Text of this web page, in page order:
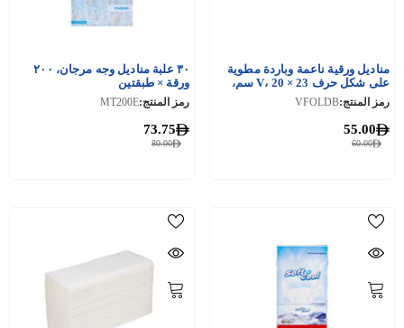
مناديل ورقية ناعمة وباردة مطوية
على شكل حرف V، 20 × 23 سم،
3000 قطعة
رمز المنتج:VFOLDB
60.00
55.00
٣٠ علبة مناديل وجه مرجان، ٢٠٠
ورقة × طبقتين
رمز المنتج:MT200E
80.00
73.75